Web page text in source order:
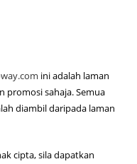
ini adalah laman
promosi sahaja. Semua
diambil daripada laman
cipta, sila dapatkan